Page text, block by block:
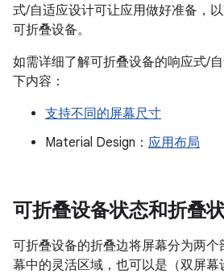
式/自适应设计可让应用做好准备，
可折叠设备。
如需详细了解可折叠设备的响应式/
下内容：
支持不同的屏幕尺寸
Material Design： 应用布局
可折叠设备状态和折叠
可折叠设备的折叠边将屏幕分为两
幕中的灵活区域，也可以是（双屏